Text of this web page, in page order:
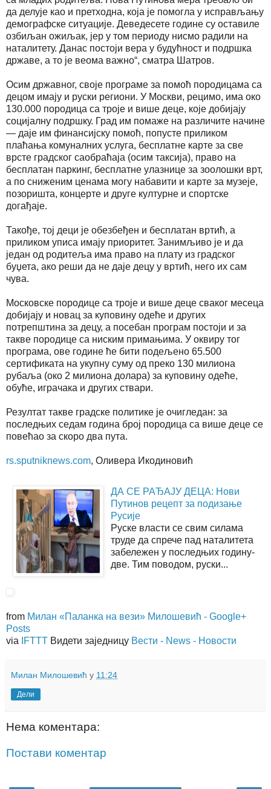
да делује као и претходна, која је помогла у исправљању
демографске ситуације. Деведесете године су оставиле
озбиљан ожиљак, јер у том периоду нисмо радили на
наталитету. Данас постоји вера у будућност и подршка
државе, а то је веома важно“, сматра Шатров.
Осим државног, своје програме за помоћ породицама са
децом имају и руски региони. У Москви, рецимо, има око
130.000 породица са троје и више деце, које добијају
социјалну подршку. Град им помаже на различите начине
— даје им финансијску помоћ, попусте приликом
плаћања комуналних услуга, бесплатне карте за све
врсте градског саобраћаја (осим таксија), право на
бесплатан паркинг, бесплатне улазнице за зоолошки врт,
а по сниженим ценама могу набавити и карте за музеје,
позоришта, концерте и друге културне и спортске
догађаје.
Такође, тој деци је обезбеђен и бесплатан вртић, а
приликом уписа имају приоритет. Занимљиво је и да
један од родитеља има право на плату из градског
буџета, ако реши да не даје децу у вртић, него их сам
чува.
Московске породице са троје и више деце сваког месеца
добијају и новац за куповину одеће и других
потрепштина за децу, а посебан програм постоји и за
такве породице са ниским примањима. У оквиру тог
програма, ове године ће бити подељено 65.500
сертификата на укупну суму од преко 130 милиона
рубаља (око 2 милиона долара) за куповину одеће,
обуће, играчака и других ствари.
Резултат такве градске политике је очигледан: за
последњих седам година број породица са више деце се
повећао за скоро два пута.
rs.sputniknews.com, Оливера Икодиновић
ДА СЕ РАЂАЈУ ДЕЦА: Нови
Путинов рецепт за подизање
Русије
Руске власти се свим силама
труде да спрече пад наталитета
забележен у последњих годину-
две. Тим поводом, руски...
from Милан «Паланка на вези» Милошевић - Google+
Posts
via
IFTTT Видети заједницу Вести - News - Новости
Милан Милошевић у 11:24
Дели
Нема коментара:
Постави коментар